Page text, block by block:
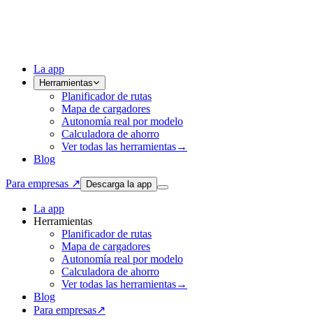
La app
Herramientas
Planificador de rutas
Mapa de cargadores
Autonomía real por modelo
Calculadora de ahorro
Ver todas las herramientas→
Blog
Para empresas ↗ Descarga la app
La app
Herramientas
Planificador de rutas
Mapa de cargadores
Autonomía real por modelo
Calculadora de ahorro
Ver todas las herramientas→
Blog
Para empresas↗